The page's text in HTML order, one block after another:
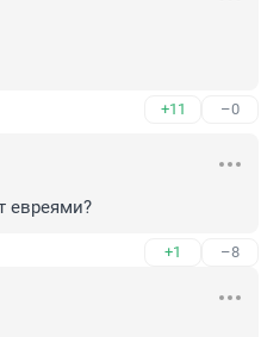
+11 –0
евреями?
+1 –8